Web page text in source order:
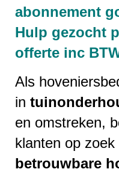
abonnement
Hulp gezocht
offerte inc
Als
in
en omstreken,
klanten op
betrouwbare